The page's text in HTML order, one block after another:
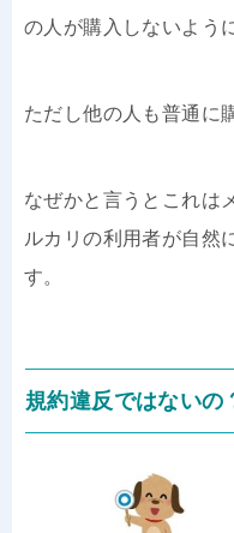
の人が購入しないよう
ただし他の人も普通に
なぜかと言うとこれは
ルカリの利用者が自然
す。
規約違反ではないの